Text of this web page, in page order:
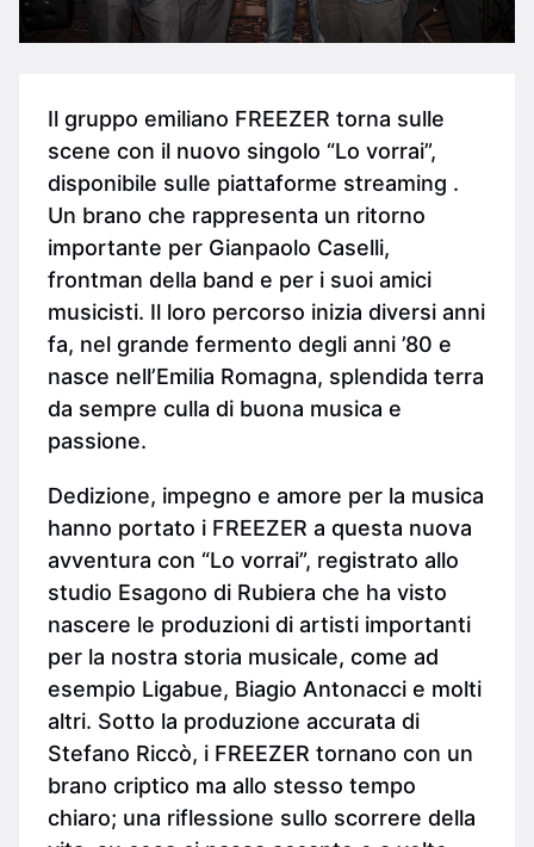
Il gruppo emiliano FREEZER torna sulle
scene con il nuovo singolo “Lo vorrai”,
disponibile sulle piattaforme streaming .
Un brano che rappresenta un ritorno
importante per Gianpaolo Caselli,
frontman della band e per i suoi amici
musicisti. Il loro percorso inizia diversi anni
fa, nel grande fermento degli anni ’80 e
nasce nell’Emilia Romagna, splendida terra
da sempre culla di buona musica e
passione.
Dedizione, impegno e amore per la musica
hanno portato i FREEZER a questa nuova
avventura con “Lo vorrai”, registrato allo
studio Esagono di Rubiera che ha visto
nascere le produzioni di artisti importanti
per la nostra storia musicale, come ad
esempio Ligabue, Biagio Antonacci e molti
altri. Sotto la produzione accurata di
Stefano Riccò, i FREEZER tornano con un
brano criptico ma allo stesso tempo
chiaro; una riflessione sullo scorrere della